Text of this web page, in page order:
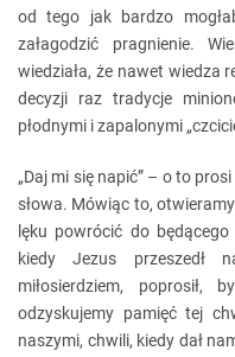
od tego jak bardzo
załagodzić pragnienie.
wiedziała, że nawet wiedza
decyzji raz tradycje
płodnymi i zapalonymi
„Daj mi się napić” – o to
słowa. Mówiąc to,
lęku powrócić do
kiedy Jezus przeszedł
miłosierdziem,
odzyskujemy pamięć tej
naszymi, chwili, kiedy dał